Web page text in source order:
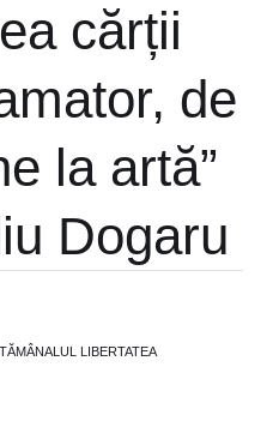
cărții
de
la artă”
Dogaru
LIBERTATEA